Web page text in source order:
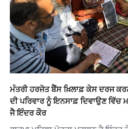
ਮੰਤਰੀ ਹਰਜੋਤ ਬੈਂਸ ਖ਼ਿਲਾਫ਼ ਕੇਸ ਦਰਜ
ਦੀ ਪਰਿਵਾਰ ਨੂੰ ਇਨਸਾਫ਼ ਦਿਵਾਉਣ ਵਿੱਚ
ਜੈ ਇੰਦਰ ਕੌਰ